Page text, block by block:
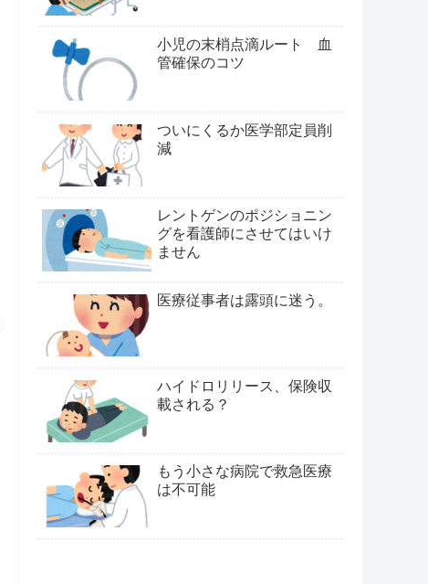
小児の末梢点滴ルート 血
管確保のコツ
ついにくるか医学部定員削
減
レントゲンのポジショニン
グを看護師にさせてはいけ
ません
医療従事者は露頭に迷う。
ハイドロリリース、保険収
載される？
もう小さな病院で救急医療
は不可能